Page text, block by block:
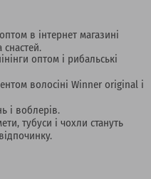
в інтернет магазині
оптом і рибальські
волосіні Winner original і
і воблерів.
тубуси і чохли стануть